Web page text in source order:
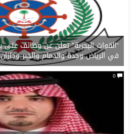
“القوات البحرية” تعلن عن وظائف على
في الرياض وجدة والدمام والخبر وجازان